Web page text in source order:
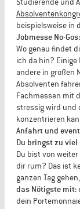
beispielsweise in
Jobmesse No-
Wo genau findet
ich da hin?
andere in großen
Absolventen
Fachmessen mit
stressig wird und
konzentrieren
Anfahrt und
Du bringst zu viel
Du bist von
dir rum? Das ist
ganzen Tag gehen,
das Nötigste mit:
dein